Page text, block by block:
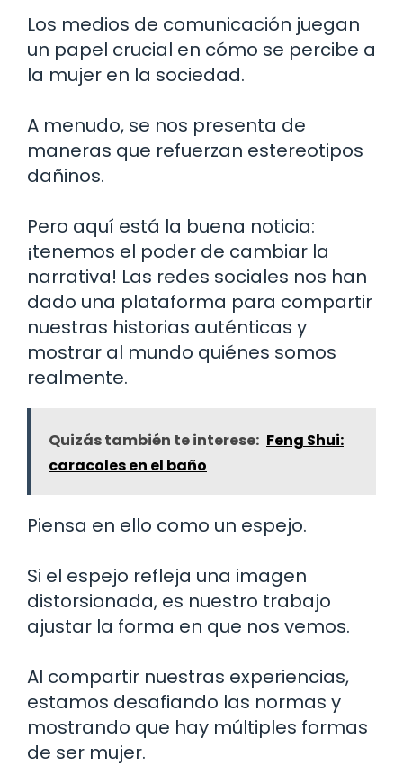
Los medios de comunicación juegan
un papel crucial en cómo se percibe a
la mujer en la sociedad.
A menudo, se nos presenta de
maneras que refuerzan estereotipos
dañinos.
Pero aquí está la buena noticia:
¡tenemos el poder de cambiar la
narrativa! Las redes sociales nos han
dado una plataforma para compartir
nuestras historias auténticas y
mostrar al mundo quiénes somos
realmente.
Quizás también te interese: Feng Shui:
caracoles en el baño
Piensa en ello como un espejo.
Si el espejo refleja una imagen
distorsionada, es nuestro trabajo
ajustar la forma en que nos vemos.
Al compartir nuestras experiencias,
estamos desafiando las normas y
mostrando que hay múltiples formas
de ser mujer.